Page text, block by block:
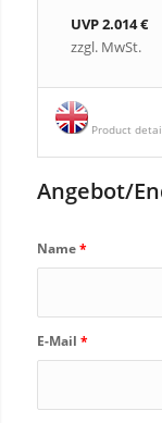
UVP 2.014 €
zzgl. MwSt.
Product
Angebot/
Name*
E-Mail *